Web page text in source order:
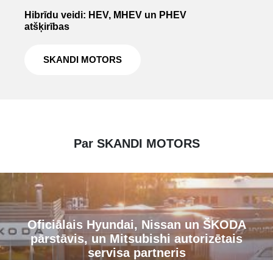
Hibrīdu veidi: HEV, MHEV un PHEV
atšķirības
SKANDI MOTORS
Par SKANDI MOTORS
Oficiālais Hyundai, Nissan un ŠKODA
pārstāvis, un Mitsubishi autorizētais
servisa partneris